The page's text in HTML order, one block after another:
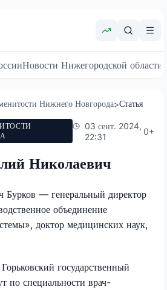
Новости Нижегородской области
Нижнего Новгорода>Статья
03 сент. 2024,
22:31
0+
Николаевич
Бурков — генеральный директор
объединение
доктор медицинских наук,
государственный
по специальности врач-